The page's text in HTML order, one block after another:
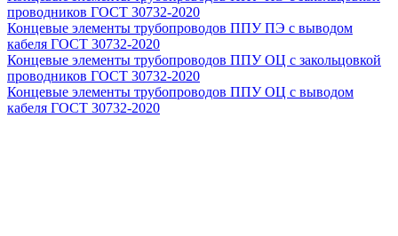
проводников ГОСТ 30732-2020
Концевые элементы трубопроводов ППУ ПЭ с выводом
кабеля ГОСТ 30732-2020
Концевые элементы трубопроводов ППУ ОЦ с закольцовкой
проводников ГОСТ 30732-2020
Концевые элементы трубопроводов ППУ ОЦ с выводом
кабеля ГОСТ 30732-2020